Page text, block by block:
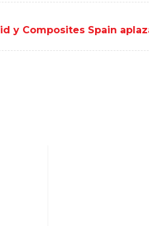
y Composites Spain